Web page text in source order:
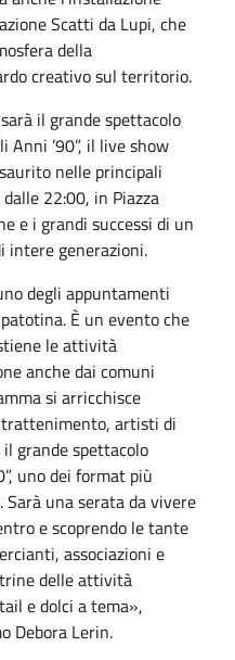
Scatti da Lupi, che
della
creativo sul territorio.
il grande spettacolo
Anni ’90”, il live show
nelle principali
22:00, in Piazza
e i grandi successi di un
intere generazioni.
degli appuntamenti
È un evento che
le attività
anche dai comuni
si arricchisce
artisti di
grande spettacolo
uno dei format più
una serata da vivere
e scoprendo le tante
associazioni e
delle attività
e dolci a tema»,
Debora Lerin.